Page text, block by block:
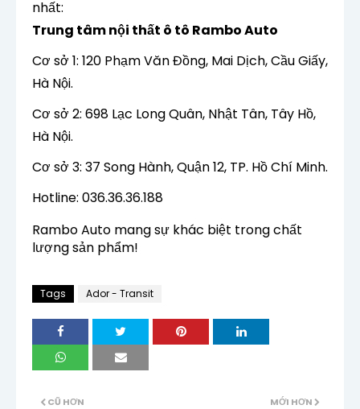
nhất:
Trung tâm nội thất ô tô Rambo Auto
Cơ sở 1: 120 Phạm Văn Đồng, Mai Dịch, Cầu Giấy,
Hà Nội.
Cơ sở 2: 698 Lạc Long Quân, Nhật Tân, Tây Hồ,
Hà Nội.
Cơ sở 3: 37 Song Hành, Quận 12, TP. Hồ Chí Minh.
Hotline: 036.36.36.188
Rambo Auto mang sự khác biệt trong chất
lượng sản phẩm!
Tags Ador - Transit
MỚI HƠN
CŨ HƠN